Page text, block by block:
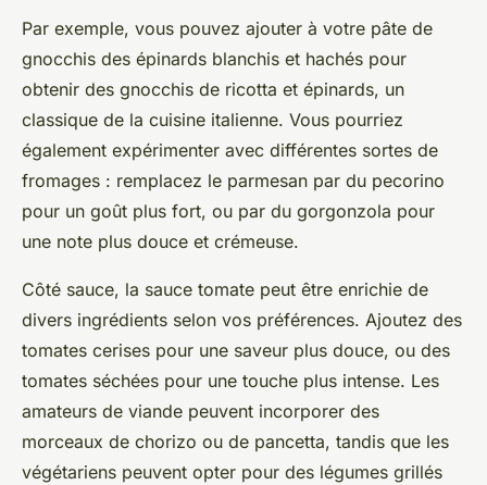
Par exemple, vous pouvez ajouter à votre pâte de
gnocchis des épinards blanchis et hachés pour
obtenir des gnocchis de ricotta et épinards, un
classique de la cuisine italienne. Vous pourriez
également expérimenter avec différentes sortes de
fromages : remplacez le parmesan par du pecorino
pour un goût plus fort, ou par du gorgonzola pour
une note plus douce et crémeuse.
Côté sauce, la sauce tomate peut être enrichie de
divers ingrédients selon vos préférences. Ajoutez des
tomates cerises pour une saveur plus douce, ou des
tomates séchées pour une touche plus intense. Les
amateurs de viande peuvent incorporer des
morceaux de chorizo ou de pancetta, tandis que les
végétariens peuvent opter pour des légumes grillés